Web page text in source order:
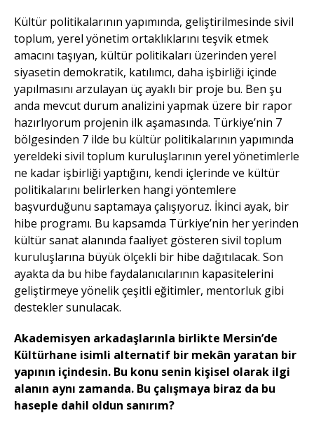
Kültür politikalarının yapımında, geliştirilmesinde sivil
toplum, yerel yönetim ortaklıklarını teşvik etmek
amacını taşıyan, kültür politikaları üzerinden yerel
siyasetin demokratik, katılımcı, daha işbirliği içinde
yapılmasını arzulayan üç ayaklı bir proje bu. Ben şu
anda mevcut durum analizini yapmak üzere bir rapor
hazırlıyorum projenin ilk aşamasında. Türkiye’nin 7
bölgesinden 7 ilde bu kültür politikalarının yapımında
yereldeki sivil toplum kuruluşlarının yerel yönetimlerle
ne kadar işbirliği yaptığını, kendi içlerinde ve kültür
politikalarını belirlerken hangi yöntemlere
başvurduğunu saptamaya çalışıyoruz. İkinci ayak, bir
hibe programı. Bu kapsamda Türkiye’nin her yerinden
kültür sanat alanında faaliyet gösteren sivil toplum
kuruluşlarına büyük ölçekli bir hibe dağıtılacak. Son
ayakta da bu hibe faydalanıcılarının kapasitelerini
geliştirmeye yönelik çeşitli eğitimler, mentorluk gibi
destekler sunulacak.
Akademisyen arkadaşlarınla birlikte Mersin’de
Kültürhane isimli alternatif bir mekân yaratan bir
yapının içindesin. Bu konu senin kişisel olarak ilgi
alanın aynı zamanda. Bu çalışmaya biraz da bu
haseple dahil oldun sanırım?